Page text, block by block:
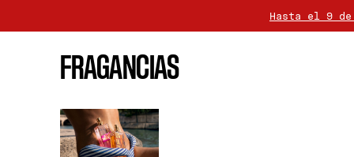
FRAGANCIAS
Hasta el 9